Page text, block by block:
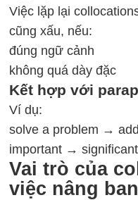
Việc lặp lại
cũng xấu, nếu:
đúng ngữ cảnh
không quá dày đặc
Kết hợp với
Ví dụ:
solve a problem →
important →
Vai trò của
việc nâng